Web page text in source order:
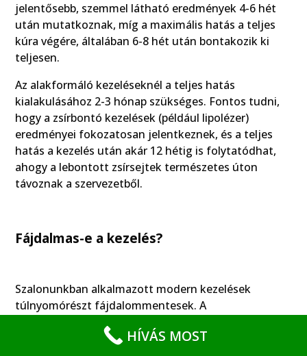
jelentősebb, szemmel látható eredmények 4-6 hét
után mutatkoznak, míg a maximális hatás a teljes
kúra végére, általában 6-8 hét után bontakozik ki
teljesen.
Az alakformáló kezeléseknél a teljes hatás
kialakulásához 2-3 hónap szükséges. Fontos tudni,
hogy a zsírbontó kezelések (például lipolézer)
eredményei fokozatosan jelentkeznek, és a teljes
hatás a kezelés után akár 12 hétig is folytatódhat,
ahogy a lebontott zsírsejtek természetes úton
távoznak a szervezetből.
Fájdalmas-e a kezelés?
Szalonunkban alkalmazott modern kezelések
túlnyomórészt fájdalommentesek. A
masszázshoz hasonló, kellemes élményt nyújt. A
HÍVÁS MOST